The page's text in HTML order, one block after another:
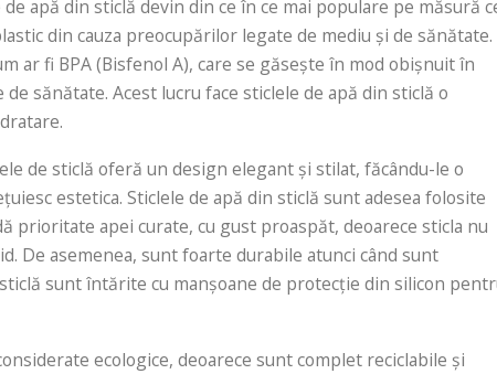
apă din sticlă devin din ce în ce mai populare pe măsură
din cauza preocupărilor legate de mediu și de sănătate.
ar fi BPA (Bisfenol A), care se găsește în mod obișnuit în
sănătate. Acest lucru face sticlele de apă din sticlă o
de sticlă oferă un design elegant și stilat, făcându-le o
estetica. Sticlele de apă din sticlă sunt adesea folosite
prioritate apei curate, cu gust proaspăt, deoarece sticla nu
De asemenea, sunt foarte durabile atunci când sunt
sunt întărite cu manșoane de protecție din silicon
ecologice, deoarece sunt complet reciclabile și